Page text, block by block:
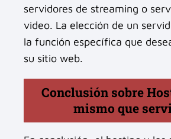
servidores de streaming o
video. La elección de un
la función específica que
su sitio web.
Conclusión sobre
mismo que